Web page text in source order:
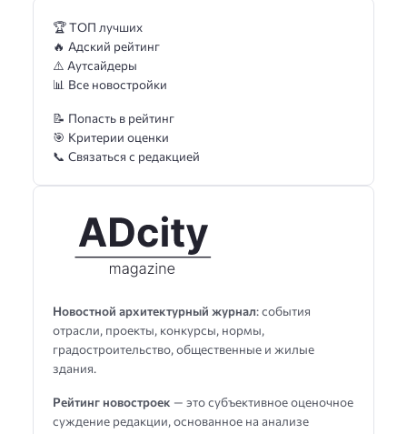
Новостной архитектурный журнал: события
отрасли, проекты, конкурсы, нормы,
градостроительство, общественные и жилые
здания.
Рейтинг новостроек — это субъективное оценочное
суждение редакции, основанное на анализе
🏆 ТОП лучших
🔥 Адский рейтинг
⚠️ Аутсайдеры
📊 Все новостройки
📝 Попасть в рейтинг
🎯 Критерии оценки
📞 Связаться с редакцией